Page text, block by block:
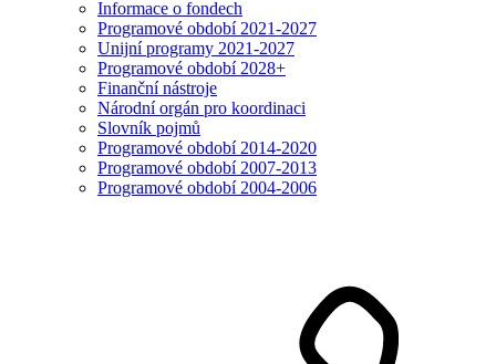
Informace o fondech
Programové období 2021-2027
Unijní programy 2021-2027
Programové období 2028+
Finanční nástroje
Národní orgán pro koordinaci
Slovník pojmů
Programové období 2014-2020
Programové období 2007-2013
Programové období 2004-2006